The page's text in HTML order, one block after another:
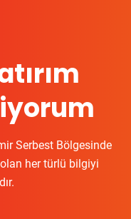
Serbest Bölgesinde
olan her türlü bilgiyi